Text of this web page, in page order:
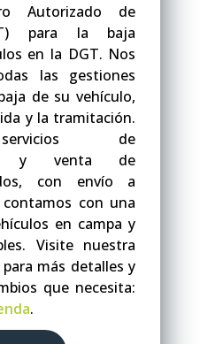
Autorizado de
para la baja
en la DGT. Nos
las gestiones
de su vehículo,
y la tramitación.
de
y venta de
con envío a
con una
en campa y
Visite nuestra
más detalles y
que necesita:
.